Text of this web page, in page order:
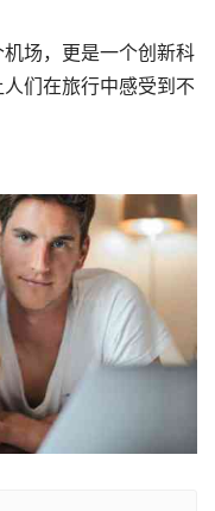
场，更是一个创新科
们在旅行中感受到不